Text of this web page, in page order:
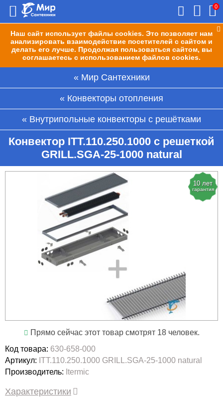
Наш сайт использует файлы cookies. Это позволяет нам
анализировать взаимодействие посетителей с сайтом и
делать его лучше. Продолжая пользоваться сайтом, вы
соглашаетесь с использованием файлов cookies.
0
Мир Сантехники
Конвекторы отопления
Внутрипольные конвекторы с решётками
Конвектор ITT.110.250.1000 с решеткой
GRILL.SGA-25-1000 natural
10 лет
гарантия
Прямо сейчас этот товар смотрят 18 человек.
Код товара: 630-658-000
Артикул: ITT.110.250.1000 GRILL.SGA-25-1000 natural
Производитель: Itermic
Характеристики